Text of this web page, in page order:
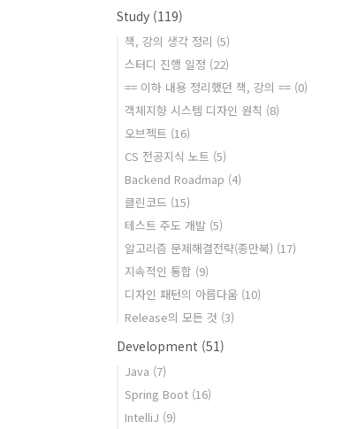
Study (119)
책, 강의 생각 정리 (5)
스터디 진행 일정 (22)
== 이하 내용 정리했던 책, 강의 == (0)
객체지향 시스템 디자인 원칙 (8)
오브젝트 (16)
CS 전공지식 노트 (5)
Backend Roadmap (4)
클린코드 (15)
테스트 주도 개발 (5)
알고리즘 문제해결전략(종만북) (17)
지속적인 통합 (9)
디자인 패턴의 아름다움 (10)
Release의 모든 것 (3)
Development (51)
Java (7)
Spring Boot (16)
IntelliJ (9)